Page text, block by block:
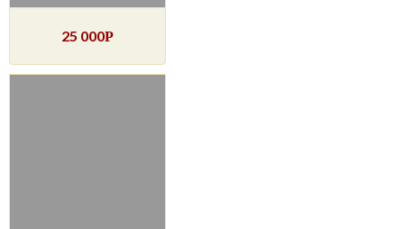
25 000Р